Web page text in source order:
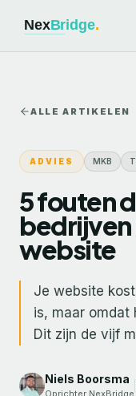
ALLE ARTIKELEN
ADVIES MKB
5 fouten
bedrijven
website
Je website
is, maar omdat
Dit zijn de vijf
Niels Boorsma
Oprichter NexBridge